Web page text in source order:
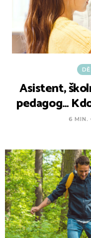
Asistent,
pedagog…
6 MIN.